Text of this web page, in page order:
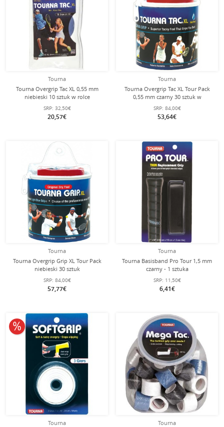
Tourna
Tourna Overgrip Tac XL 0,55 mm
niebieski 10 sztuk w rolce
SRP: 32,50€
20,57€
Tourna
Tourna Overgrip Tac XL Tour Pack
0,55 mm czarny 30 sztuk w
opakowaniu.
SRP: 84,00€
53,64€
Tourna
Tourna Overgrip Grip XL Tour Pack
niebieski 30 sztuk
SRP: 84,00€
57,77€
Tourna
Tourna Basisband Pro Tour 1,5 mm
czarny - 1 sztuka
SRP: 11,50€
6,41€
Tourna
10% obniżone
Tourna